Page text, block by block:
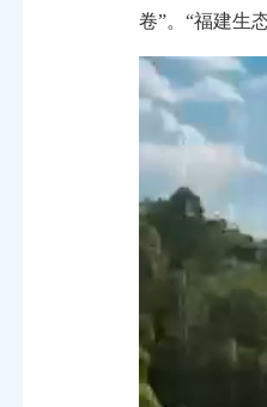
卷”。“福建生